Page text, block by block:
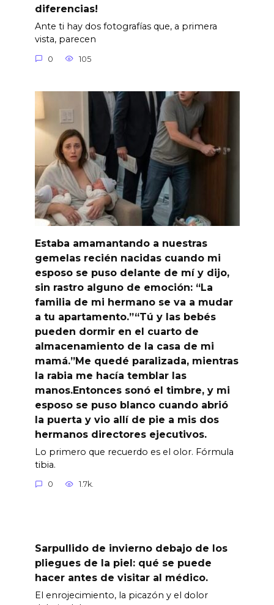
diferencias!
Ante ti hay dos fotografías que, a primera
vista, parecen
0 105
Estaba amamantando a nuestras
gemelas recién nacidas cuando mi
esposo se puso delante de mí y dijo,
sin rastro alguno de emoción: “La
familia de mi hermano se va a mudar
a tu apartamento.”“Tú y las bebés
pueden dormir en el cuarto de
almacenamiento de la casa de mi
mamá.”Me quedé paralizada, mientras
la rabia me hacía temblar las
manos.Entonces sonó el timbre, y mi
esposo se puso blanco cuando abrió
la puerta y vio allí de pie a mis dos
hermanos directores ejecutivos.
Lo primero que recuerdo es el olor. Fórmula
tibia.
0 1.7k.
Sarpullido de invierno debajo de los
pliegues de la piel: qué se puede
hacer antes de visitar al médico.
El enrojecimiento, la picazón y el dolor